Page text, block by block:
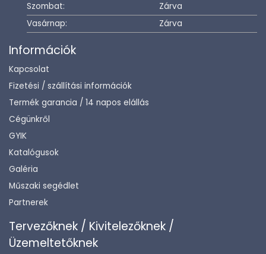
Szombat:
Zárva
Vasárnap:
Zárva
Információk
Kapcsolat
Fizetési / szállítási információk
Termék garancia / 14 napos elállás
Cégünkről
GYIK
Katalógusok
Galéria
Műszaki segédlet
Partnerek
Tervezőknek / Kivitelezőknek /
Üzemeltetőknek